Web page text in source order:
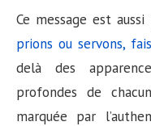
Ce message est aussi
prions ou servons,
delà des
profondes de
marquée par